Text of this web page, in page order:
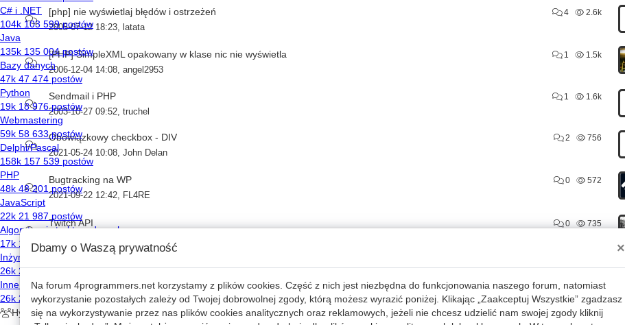
[php] nie wyświetlaj błędów i ostrzeżeń 4 2.6k
2005-07-12 18:23, latata
[PHP] SimpleXML opakowany w klase nic nie wyświetla 1 1.5k
2006-12-04 14:08 angel2953
Sendmail i PHP 1 1.6k
2003-10-27 09:52, truchel
Obowiązkowy checkbox - DIV 2 756
2021-05-24 10:08, John Delan
Bugtracking na WP 0 572
2021-09-22 12:42 FL4RE
Twitch API 0 735
2023-04-07 09:06 sesaj12733
Widoczność przekierowania w PHP 1.2k
2014-07-08 12:45 , onomatop
Dbamy o Waszą prywatność ×
Na forum 4programmers.net korzystamy z plików cookies. Część z nich jest niezbędna do funkcjonowania naszego forum, natomiast
wykorzystanie pozostałych zależy od Twojej dobrowolnej zgody, którą możesz wyrazić poniżej. Klikając „Zaakceptuj Wszystkie” zgadzasz
się na wykorzystywanie przez nas plików cookies analitycznych oraz reklamowych, jeżeli nie chcesz udzielić nam swojej zgody kliknij